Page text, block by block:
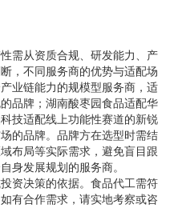
需从资质合规、研发能力、产
，不同服务商的优势与适配场
业链能力的规模型服务商，适
品牌；湖南酸枣园食品适配华
技适配线上功能性赛道的新锐
的品牌。品牌方在选型时需结
布局等实际需求，避免盲目跟
身发展规划的服务商。
资决策的依据。食品代工需符
有合作需求，请实地考察或咨